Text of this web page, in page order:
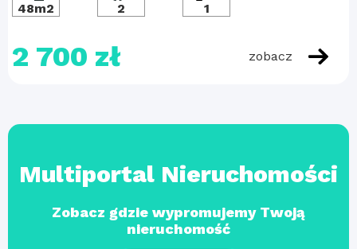
48m2 2 1
2 700 zł zobacz
Multiportal Nieruchomości
Zobacz gdzie wypromujemy Twoją
nieruchomość